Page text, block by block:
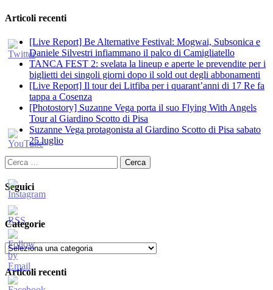
Articoli recenti
[Live Report] Be Alternative Festival: Mogwai, Subsonica e
Daniele Silvestri infiammano il palco di Camigliatello
TANCA FEST 2: svelata la lineup e aperte le prevendite per i
biglietti dei singoli giorni dopo il sold out degli abbonamenti
[Live Report] Il tour dei Litfiba per i quarant’anni di 17 Re fa
tappa a Cosenza
[Photostory] Suzanne Vega porta il suo Flying With Angels
Tour al Giardino Scotto di Pisa
Suzanne Vega protagonista al Giardino Scotto di Pisa sabato
25 luglio
Ricerca
per:
Seguici
Categorie
Categorie
Articoli recenti